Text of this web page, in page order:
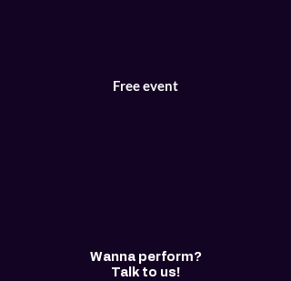
Free event
Wanna perform?
Talk to us!